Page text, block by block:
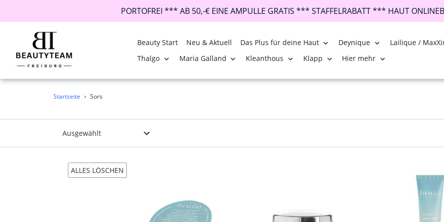
PORTOFREI *** AB 50,-€ EINE AMPULLE GRATIS *** STAFFELRABATT *** HAUT
Beauty Start Neu & Aktuell Das Plus für deine Haut Deynique
Lailique /
Thalgo
Maria Galland Kleanthous Klapp Hier mehr
Startseite › Sors
ALLES LÖSCHEN